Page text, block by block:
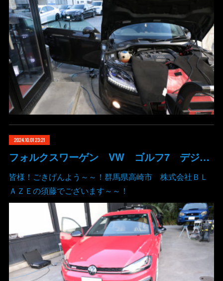
2024.10.01 23:21
フォルクスワーゲン VW ゴルフ7 デジタルスピード ECUチューニング ステージ1 群馬 高崎
皆様！ごきげんよう～～！群馬県高崎市 株式会社ＢＬ
ＡＺＥの須藤でございます～～！